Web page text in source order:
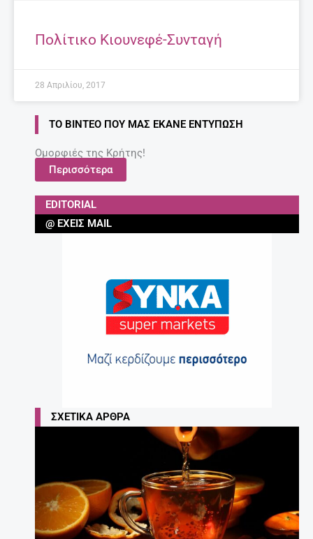
Πολίτικο Κιουνεφέ-Συνταγή
28 Απριλίου, 2017
ΤΟ ΒΊΝΤΕΟ ΠΟΥ ΜΑΣ ΈΚΑΝΕ ΕΝΤΎΠΩΣΗ
Ομορφιές της Κρήτης!
Περισσότερα
EDITORIAL
@ ΈΧΕΙΣ MAIL
ΣΧΕΤΙΚΆ ΆΡΘΡΑ